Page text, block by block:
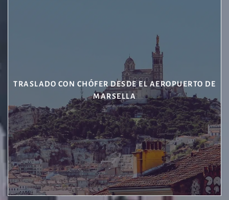
TRASLADO CON CHÓFER DESDE EL AEROPUERTO DE
MARSELLA